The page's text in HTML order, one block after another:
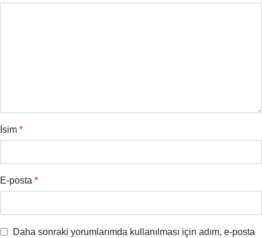
İsim *
E-posta *
Daha sonraki yorumlarımda kullanılması için adım, e-posta